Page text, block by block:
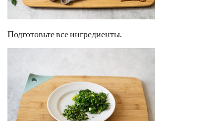
Подготовьте все ингредиенты.